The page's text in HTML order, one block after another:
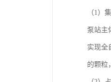
（1）
泵站主
实现全
的颗粒